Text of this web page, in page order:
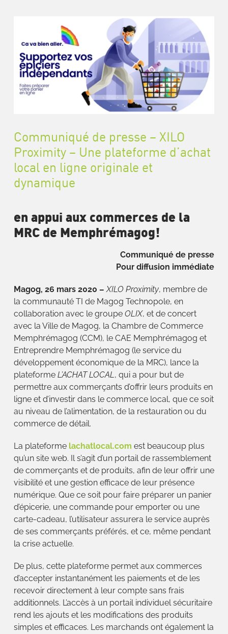
Communiqué de presse – XILO
Proximity – Une plateforme d’achat
local en ligne originale et
dynamique
en appui aux commerces de la
MRC de Memphrémagog!
Communiqué de presse
Pour diffusion immédiate
Magog, 26 mars 2020 – XILO Proximity, membre de
la communauté TI de Magog Technopole, en
collaboration avec le groupe OLIX, et de concert
avec la Ville de Magog, la Chambre de Commerce
Memphrémagog (CCM), le CAE Memphrémagog et
Entreprendre Memphrémagog (le service du
développement économique de la MRC), lance la
plateforme L’ACHAT LOCAL, qui a pour but de
permettre aux commerçants d’offrir leurs produits en
ligne et d’investir dans le commerce local, que ce soit
au niveau de l’alimentation, de la restauration ou du
commerce de détail.
La plateforme lachatlocal.com est beaucoup plus
qu’un site web. Il s’agit d’un portail de rassemblement
de commerçants et de produits, afin de leur offrir une
visibilité et une gestion efficace de leur présence
numérique. Que ce soit pour faire préparer un panier
d’épicerie, une commande pour emporter ou une
carte-cadeau, l’utilisateur assurera le service auprès
de ses commerçants préférés, et ce, même pendant
la crise actuelle.
De plus, cette plateforme permet aux commerces
d’accepter instantanément les paiements et de les
recevoir directement à leur compte sans frais
additionnels. L’accès à un portail individuel sécuritaire
rend les ajouts et les modifications des produits
simples et efficaces. Les marchands ont également la